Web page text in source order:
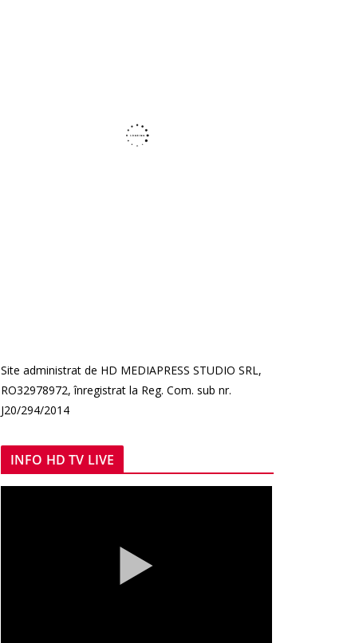
Site administrat de HD MEDIAPRESS STUDIO SRL,
RO32978972, înregistrat la Reg. Com. sub nr.
J20/294/2014
INFO HD TV LIVE